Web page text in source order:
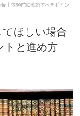
｜依頼前に確認すべきポイン
てほしい場合
トと進め方